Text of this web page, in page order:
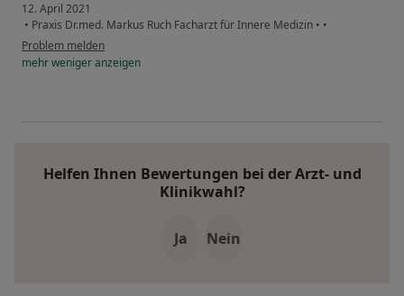
12. April 2021
• Praxis Dr.med. Markus Ruch Facharzt für Innere Medizin • •
Problem melden
mehrwenigeranzeigen
Helfen Ihnen Bewertungen bei der Arzt- und
Klinikwahl?
Ja Nein